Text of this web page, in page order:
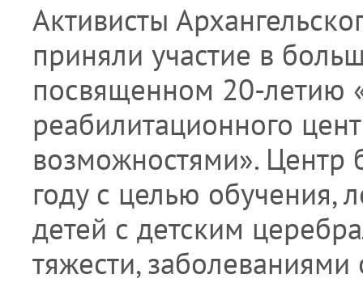
Активисты
приняли участие в
посвященном 20-летию
реабилитационного
возможностями». Центр
году с целью обучения,
детей с детским
тяжести,